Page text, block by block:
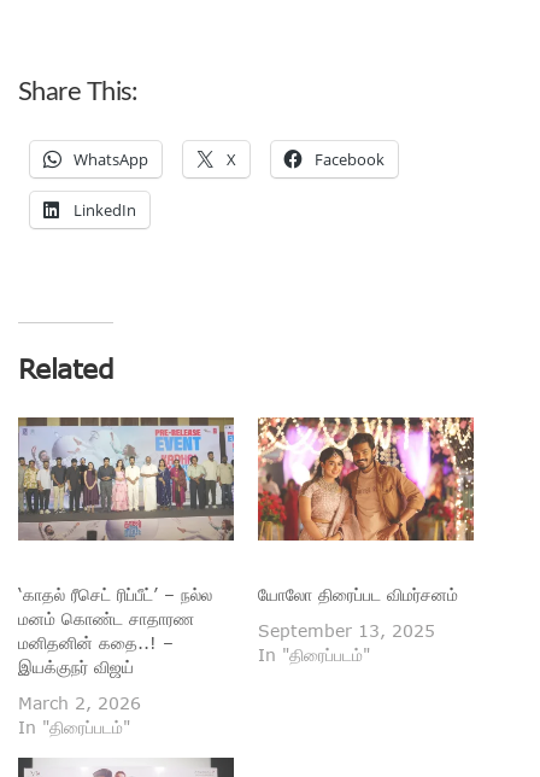
Share This:
WhatsApp X Facebook
LinkedIn
Related
‘காதல் ரீசெட் ரிப்பீட்’ – நல்ல
மனம் கொண்ட சாதாரண
மனிதனின் கதை..! –
இயக்குநர் விஜய்
March 2, 2026
In "திரைப்படம்"
யோலோ திரைப்பட விமர்சனம்
September 13, 2025
In "திரைப்படம்"